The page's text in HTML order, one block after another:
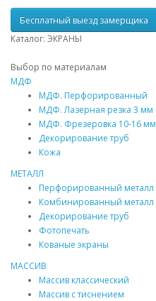
Бесплатный выезд замерщика
Каталог: ЭКРАНЫ
Выбор по материалам
МДФ
МДФ. Перфорированный
МДФ. Лазерная резка 3 мм
МДФ. Фрезеровка 10-16 мм
Декорирование труб
Кожа
МЕТАЛЛ
Перфорированный металл
Комбинированный металл
Декорирование труб
Фотопечать
Кованые экраны
МАССИВ
Массив классический
Массив с тиснением